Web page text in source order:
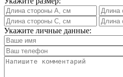
Укажите личные данные: